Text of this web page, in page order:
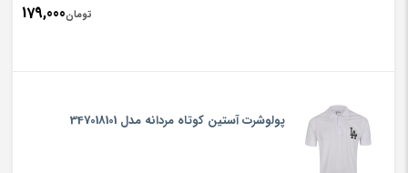
تومان179,000
پولوشرت آستین کوتاه مردانه مدل 347018101